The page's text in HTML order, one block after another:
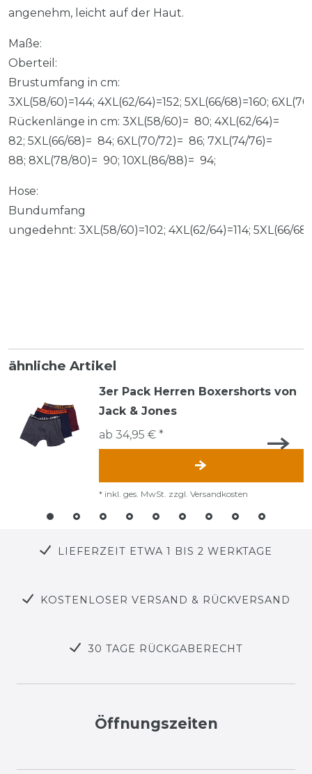
angenehm, leicht auf der Haut.
Maße:
Oberteil:
Brustumfang in cm:
3XL(58/60)=144; 4XL(62/64)=152; 5XL(66/68)=160;
Rückenlänge in cm: 3XL(58/60)= 80; 4XL(62/64)=
82; 5XL(66/68)= 84; 6XL(70/72)= 86; 7XL(74/76)=
88; 8XL(78/80)= 90; 10XL(86/88)= 94;
Hose:
Bundumfang
ungedehnt: 3XL(58/60)=102; 4XL(62/64)=114; 5XL(66/
ähnliche Artikel
3er Pack Herren Boxershorts von
Jack & Jones
ab 34,95 € *
* inkl. ges. MwSt. zzgl. Versandkosten
LIEFERZEIT ETWA 1 BIS 2 WERKTAGE
KOSTENLOSER VERSAND & RÜCKVERSAND
30 TAGE RÜCKGABERECHT
Öffnungszeiten